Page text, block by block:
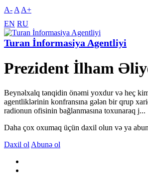
A- A A+
EN RU
Turan İnformasiya Agentliyi
Prezident İlham
Beynəlxalq tənqidin önəmi yoxdur və heç
agentliklərinin konfransına gələn bir qrup
radionun ofisinin bağlanmasına toxunaraq j...
Daha çox oxumaq üçün daxil olun və ya
Daxil ol Abunə ol